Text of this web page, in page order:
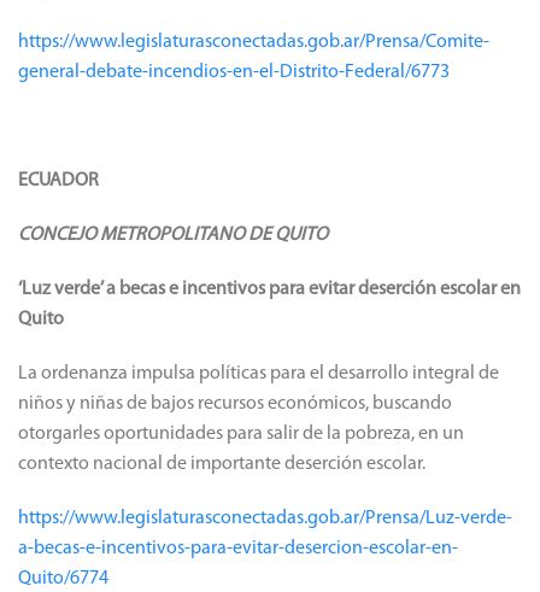
https://www.legislaturasconectadas.gob.ar/Prensa/Comite-
general-debate-incendios-en-el-Distrito-Federal/6773
ECUADOR
CONCEJO METROPOLITANO DE QUITO
‘Luz verde’ a becas e incentivos para evitar deserción escolar en
Quito
La ordenanza impulsa políticas para el desarrollo integral de
niños y niñas de bajos recursos económicos, buscando
otorgarles oportunidades para salir de la pobreza, en un
contexto nacional de importante deserción escolar.
https://www.legislaturasconectadas.gob.ar/Prensa/Luz-verde-
a-becas-e-incentivos-para-evitar-desercion-escolar-en-
Quito/6774